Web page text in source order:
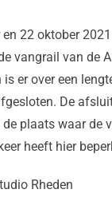
22 oktober
vangrail van de
er over een
De
plaats waar de
heeft hier
Rheden